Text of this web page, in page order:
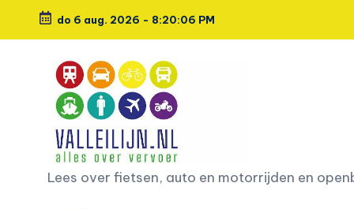
Ga
do 6 aug. 2026 - 8:20:07 PM
L
Lees over fietsen, auto en motorrijden en